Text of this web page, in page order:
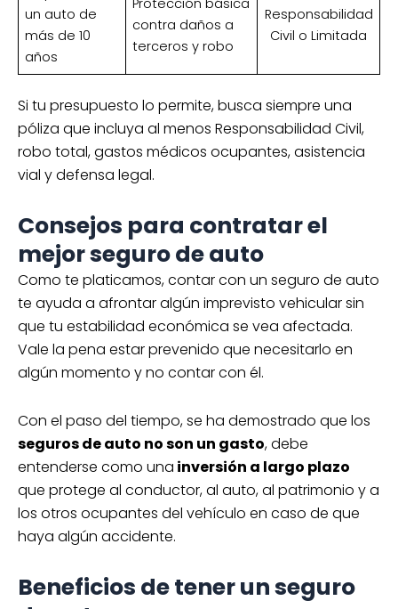
un auto de
más de 10
años
Protección básica
contra daños a
terceros y robo
Responsabilidad
Civil o Limitada
Si tu presupuesto lo permite, busca siempre una
póliza que incluya al menos Responsabilidad Civil,
robo total, gastos médicos ocupantes, asistencia
vial y defensa legal.
Consejos para contratar el
mejor seguro de auto
Como te platicamos, contar con un seguro de auto
te ayuda a afrontar algún imprevisto vehicular sin
que tu estabilidad económica se vea afectada.
Vale la pena estar prevenido que necesitarlo en
algún momento y no contar con él.
Con el paso del tiempo, se ha demostrado que los
seguros de auto no son un gasto, debe
entenderse como una inversión a largo plazo
que protege al conductor, al auto, al patrimonio y a
los otros ocupantes del vehículo en caso de que
haya algún accidente.
Beneficios de tener un seguro